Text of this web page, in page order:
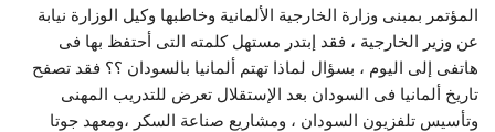
المؤتمر بمبنى وزارة الخارجية الألمانية وخاطبها وكيل الوزارة نيابة
عن وزير الخارجية ، فقد إبتدر مستهل كلمته التى أحتفظ بها فى
هاتفى إلى اليوم ، بسؤال لماذا تهتم ألمانيا بالسودان ؟؟ فقد تصفح
تاريخ ألمانيا فى السودان بعد الإستقلال تعرض للتدريب المهنى
وتأسيس تلفزيون السودان ، ومشاريع صناعة السكر ،ومعهد جوتا